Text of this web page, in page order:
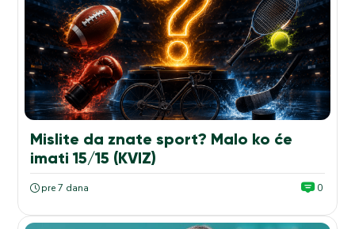
Mislite da znate sport? Malo ko će
imati 15/15 (KVIZ)
pre 7 dana 0